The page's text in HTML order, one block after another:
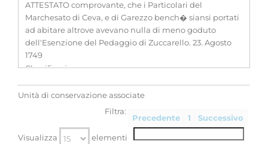
ATTESTATO comprovante, che i Particolari del
Marchesato di Ceva, e di Garezzo bench� siansi portati
ad abitare altrove avevano nulla di meno goduto
dell'Esenzione del Pedaggio di Zuccarello. 23. Agosto
1749
Classificazione
-
Unità di conservazione associate
Precedente 1 Successivo
Visualizza elementi
Filtra: